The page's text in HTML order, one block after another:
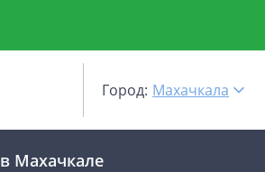
Город: Махачкала
в Махачкале